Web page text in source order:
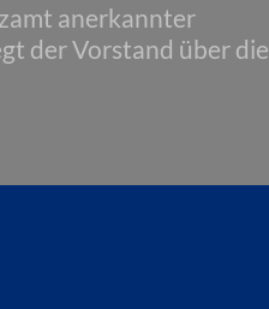
anerkannter
der Vorstand über die